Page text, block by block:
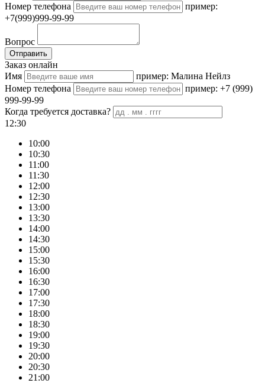
Номер телефона
пример:
+7(999)999-99-99
Вопрос
Отправить
Заказ онлайн
Имя
пример: Малина Нейлз
Номер телефона
пример: +7 (999)
999-99-99
Когда требуется доставка?
12:30
10:00
10:30
11:00
11:30
12:00
12:30
13:00
13:30
14:00
14:30
15:00
15:30
16:00
16:30
17:00
17:30
18:00
18:30
19:00
19:30
20:00
20:30
21:00